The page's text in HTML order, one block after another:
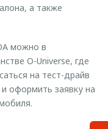
а также
можно в
O-Universe, где
на тест-драйв
оформить заявку на